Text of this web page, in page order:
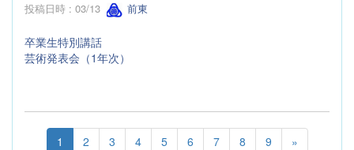
投稿日時 : 03/13 前東
卒業生特別講話
芸術発表会（1年次）
1 2 3 4 5 6 7 8 9 »